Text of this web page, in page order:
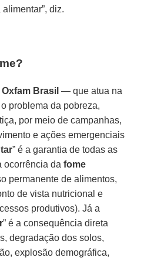
diz.
Oxfam Brasil — que atua na
problema da pobreza,
por meio de campanhas,
e ações emergenciais
” é a garantia de todas as
ocorrência dafome
permanente de alimentos,
de vista nutricional e
produtivos). Já a
” é a consequência direta
degradação dos solos,
explosão demográfica,